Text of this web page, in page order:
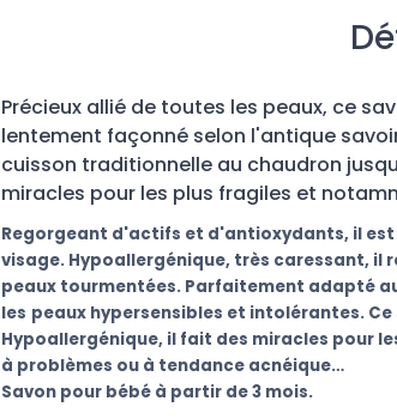
Précieux allié de toutes les peaux, ce
lentement façonné selon l'antique
cuisson traditionnelle au chaudron
miracles pour les plus fragiles et
Regorgeant d'actifs et d'antioxydants, il
visage. Hypoallergénique, très caressant, il
peaux tourmentées. Parfaitement adapté
les peaux hypersensibles et intolérantes.
Hypoallergénique, il fait des miracles pour
à problèmes ou à tendance acnéique…
Savon pour bébé à partir de 3 mois.